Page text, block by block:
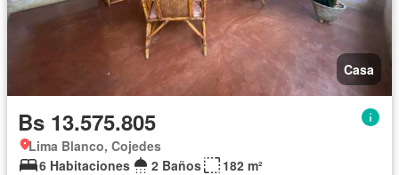
Casa
Bs 13.575.805
Lima Blanco, Cojedes
6 Habitaciones
2 Baños
182 m²